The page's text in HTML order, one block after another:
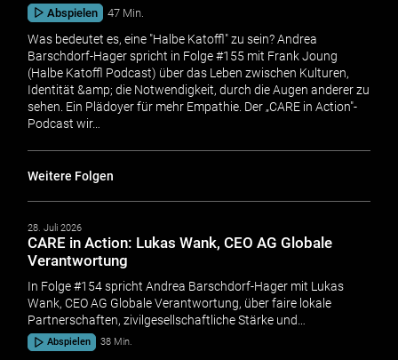
Abspielen 47 Min.
Was bedeutet es, eine "Halbe Katoffl" zu sein? Andrea
Barschdorf-Hager spricht in Folge #155 mit Frank Joung
(Halbe Katoffl Podcast) über das Leben zwischen Kulturen,
Identität &amp; die Notwendigkeit, durch die Augen anderer zu
sehen. Ein Plädoyer für mehr Empathie. Der „CARE in Action"-
Podcast wir…
Weitere Folgen
28. Juli 2026
CARE in Action: Lukas Wank, CEO AG Globale
Verantwortung
In Folge #154 spricht Andrea Barschdorf-Hager mit Lukas
Wank, CEO AG Globale Verantwortung, über faire lokale
Partnerschaften, zivilgesellschaftliche Stärke und…
Abspielen 38 Min.